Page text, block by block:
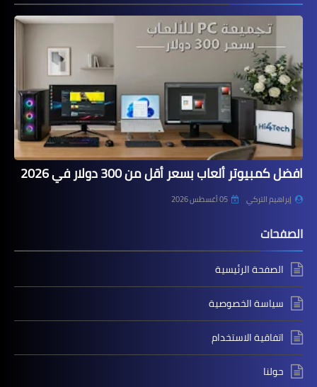
افضل كمبيوتر ألعاب بسعر أقل من 300 دولار في 2026
إبراهيم التركي 05 أغسطس 2026
الصفحات
الصفحة الرئيسية
سياسة الخصوصية
اتفاقية الاستخدام
حولنا